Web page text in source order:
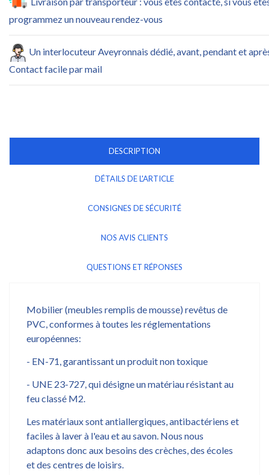
programmez un nouveau rendez-vous
Un interlocuteur Aveyronnais dédié, avant, pendant et
Contact facile par mail
DESCRIPTION
DÉTAILS DE L'ARTICLE
CONSIGNES DE SÉCURITÉ
NOS AVIS CLIENTS
QUESTIONS ET RÉPONSES
Mobilier (meubles remplis de mousse) revêtus de
PVC, conformes à toutes les réglementations
européennes:
- EN-71, garantissant un produit non toxique
- UNE 23-727, qui désigne un matériau résistant au
feu classé M2.
Les matériaux sont antiallergiques, antibactériens et
faciles à laver à l'eau et au savon. Nous nous
adaptons donc aux besoins des crèches, des écoles
et des centres de loisirs.